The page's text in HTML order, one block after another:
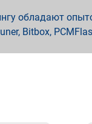
обладают
Bitbox,